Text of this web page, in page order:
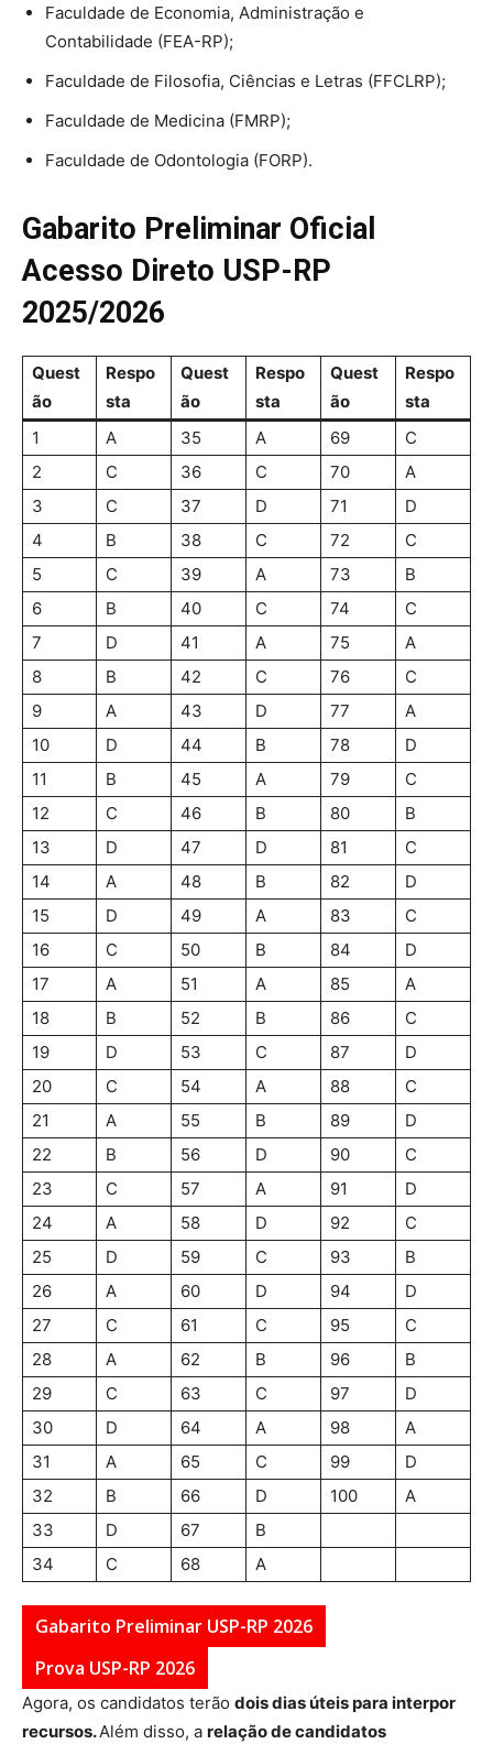
Faculdade de Economia, Administração e
Contabilidade (FEA-RP);
Faculdade de Filosofia, Ciências e Letras (FFCLRP);
Faculdade de Medicina (FMRP);
Faculdade de Odontologia (FORP).
Gabarito Preliminar Oficial
Acesso Direto USP-RP
2025/2026
Quest
ão
Respo
sta
Quest
ão
Respo
sta
Quest
ão
Respo
sta
1
A 35 A 69
C
2
C 36 C 70
A
3
C 37 D 71
D
4
B 38 C 72
C
5
C 39 A 73
B
6
B 40 C 74
C
7
D 41 A 75
A
8
B 42 C 76
C
9
A 43 D 77
A
10
D 44 B 78
D
11
B 45 A 79
C
12
C 46 B 80
B
13
D 47 D 81
C
14
A 48 B 82
D
15
D 49 A 83
C
16
C 50 B 84
D
17
A 51 A 85
A
18
B 52 B 86
C
19
D 53 C 87
D
20
C 54 A 88
C
21
A 55 B 89
D
22
B 56 D 90
C
23
C 57 A 91
D
24
A 58 D 92
C
25
D 59 C 93
B
26
A 60 D 94
D
27
C 61 C 95
C
28
A 62 B 96
B
29
C 63 C 97
D
30
D 64 A 98
A
31
A 65 C 99
D
32
B 66 D 100
A
33
D 67
B
34
C 68 A
Gabarito Preliminar USP-RP 2026
Prova USP-RP 2026
Agora, os candidatos terão dois dias úteis para interpor
recursos.Além disso, a relação de candidatos